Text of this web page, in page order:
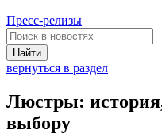
Пресс-релизы
Найти
вернуться в раздел
Люстры:
выбору